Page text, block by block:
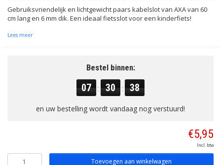
Gebruiksvriendelijk en lichtgewicht paars kabelslot van AXA van 60
cm lang en 6 mm dik. Een ideaal fietsslot voor een kinderfiets!
Lees meer
Bestel binnen:
07 : 30 : 37
en uw bestelling wordt vandaag nog verstuurd!
€5,95
Incl. btw
Toevoegen aan winkelwagen